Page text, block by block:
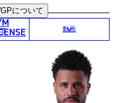
中文（繁體
について
動画